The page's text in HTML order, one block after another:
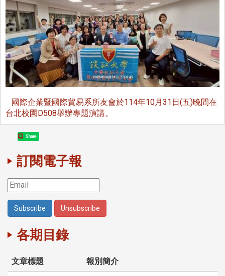
國際企業暨國際貿易系所友會於114年10月31日(五)晚間在
台北校園D508舉辦專題演講。
Share
訂閱電子報
各期目錄
文章標題 報別簡介